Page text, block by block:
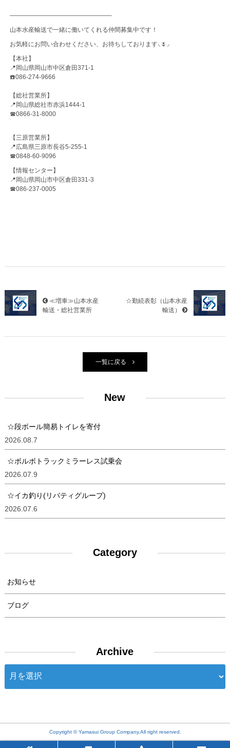
————————————————–
山本水産輸送で一緒に働いてくれる仲間募集中です！
お気軽にお問い合わせください、お待ちしております⸜🌷⸝‍
【本社】
📍岡山県岡山市中区倉田371-1
☎️086-274-9666
【総社営業所】
📍岡山県総社市赤浜1444-1
☎0866-31-8000
【三原営業所】
📍広島県三原市長谷5-255-1
☎0848-60-9096
【情報センター】
📍岡山県岡山市中区倉田331-3
☎086-237-0005
≪増車≫山本水産
輸送・総社営業所
☆勤続表彰（山本水産
輸送）
一覧に戻る
New
☆段ボール簡易トイレを寄付
2026.08.7
☆ボルボトラックミラーレス試乗会
2026.07.9
☆イカ釣り(リバティグループ)
2026.07.6
Category
お知らせ
ブログ
Archive
Copyright © Yamasui Group Company.All right reserved.